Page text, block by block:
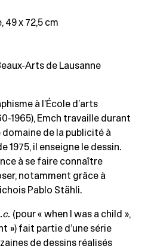
, 49 x 72,5 cm
Arts de Lausanne
à l’École d’arts
1965), Emch travaille durant
domaine de la publicité à
1975, il enseigne le dessin.
à se faire connaître
notamment grâce à
Pablo Stähli.
(pour « when I was a child »,
») fait partie d’une série
de dessins réalisés